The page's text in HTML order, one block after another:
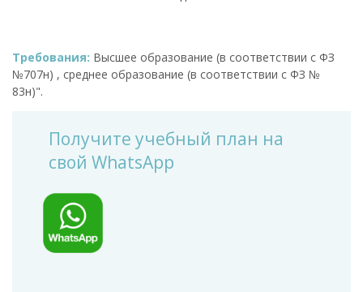
Требования: Высшее образование (в соответствии с ФЗ
№707н) , среднее образование (в соответствии с ФЗ №
83н)".
Получите учебный план на
свой WhatsApp